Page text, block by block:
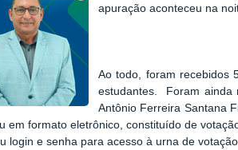
apuração aconteceu na
Ao todo, foram recebidos
estudantes. Foram ainda
Antônio Ferreira Santana
em formato eletrônico, constituído de
login e senha para acesso à urna de